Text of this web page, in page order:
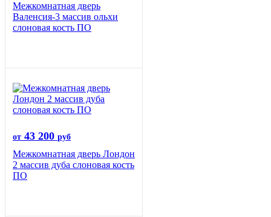
Межкомнатная дверь
Валенсия-3 массив ольхи
слоновая кость ПО
от 43 200 руб
Межкомнатная дверь Лондон
2 массив дуба слоновая кость
ПО